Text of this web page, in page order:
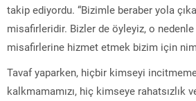
takip ediyordu. “Bizimle beraber yola
misafirleridir. Bizler de öyleyiz, o nedenle
misafirlerine hizmet etmek bizim için
Tavaf yaparken, hiçbir kimseyi
kalkmamamızı, hiç kimseye rahatsızlık